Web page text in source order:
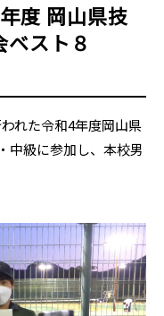
度 岡山県技
スト８
れた令和4年度岡山県
中級に参加し、本校男